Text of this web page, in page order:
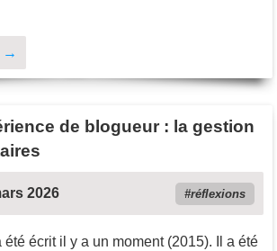
→
de blogueur : la gestion
2026 réflexions
été écrit il y a un moment (2015). Il a été